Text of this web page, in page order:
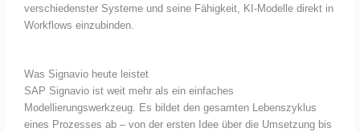
verschiedenster Systeme und seine Fähigkeit, KI-Modelle direkt in
Workflows einzubinden.
Was Signavio heute leistet
SAP Signavio ist weit mehr als ein einfaches
Modellierungswerkzeug. Es bildet den gesamten Lebenszyklus
eines Prozesses ab – von der ersten Idee über die Umsetzung bis